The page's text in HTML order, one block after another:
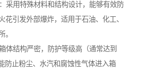
采用特殊材料和结构设计，能够有效防
花引发外部爆炸，适用于石油、化工、
。
体结构严密，防护等级高（通常达到
防止粉尘、水汽和腐蚀性气体进入箱